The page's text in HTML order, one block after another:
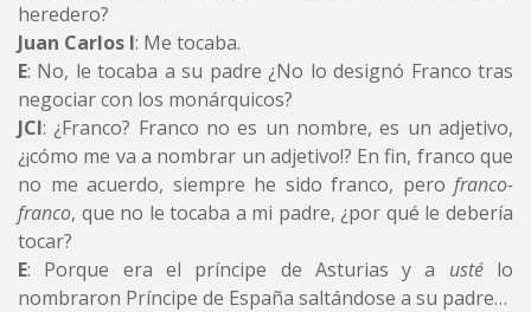
heredero?
Juan Carlos I: Me tocaba.
E: No, le tocaba a su padre ¿No lo designó Franco tras
negociar con los monárquicos?
JCI: ¿Franco? Franco no es un nombre, es un adjetivo,
¿¡cómo me va a nombrar un adjetivo!? En fin, franco que
no me acuerdo, siempre he sido franco, pero franco-
franco, que no le tocaba a mi padre, ¿por qué le debería
tocar?
E: Porque era el príncipe de Asturias y a ustélo
nombraron Príncipe de España saltándose a su padre…